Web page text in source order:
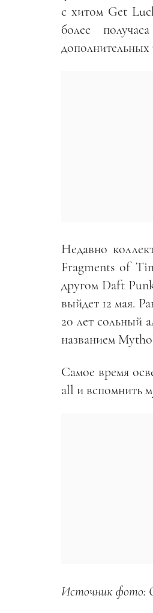
с хитом Get
более
дополнительных
Недавно
Fragments of
другом Daft
выйдет 12 мая.
20 лет сольный
названием
Самое время
all и вспомнить
Источник фото: